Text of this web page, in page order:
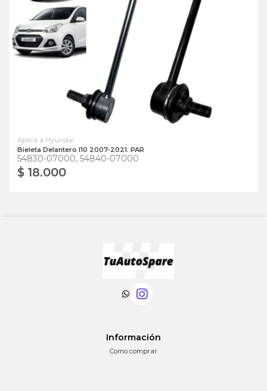
Aplica a Hyundai
Bieleta Delantero I10 2007-2021. PAR
54830-07000, 54840-07000
$ 18.000
Información
Como comprar